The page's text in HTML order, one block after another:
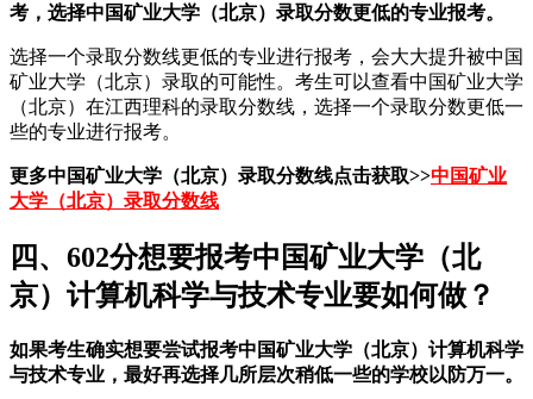
考，选择中国矿业大学（北京）录取分数更低的专业报考。
选择一个录取分数线更低的专业进行报考，会大大提升被中国
矿业大学（北京）录取的可能性。考生可以查看中国矿业大学
（北京）在江西理科的录取分数线，选择一个录取分数更低一
些的专业进行报考。
更多中国矿业大学（北京）录取分数线点击获取>>中国矿业
大学（北京）录取分数线
四、602分想要报考中国矿业大学（北
京）计算机科学与技术专业要如何做？
如果考生确实想要尝试报考中国矿业大学（北京）计算机科学
与技术专业，最好再选择几所层次稍低一些的学校以防万一。